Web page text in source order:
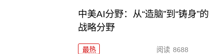
中美AI分野：从“造脑”到“铸身”的
战略分野
最热 阅读 8688